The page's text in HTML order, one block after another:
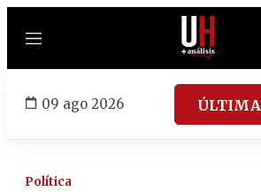
Menú
09 ago 2026
Política